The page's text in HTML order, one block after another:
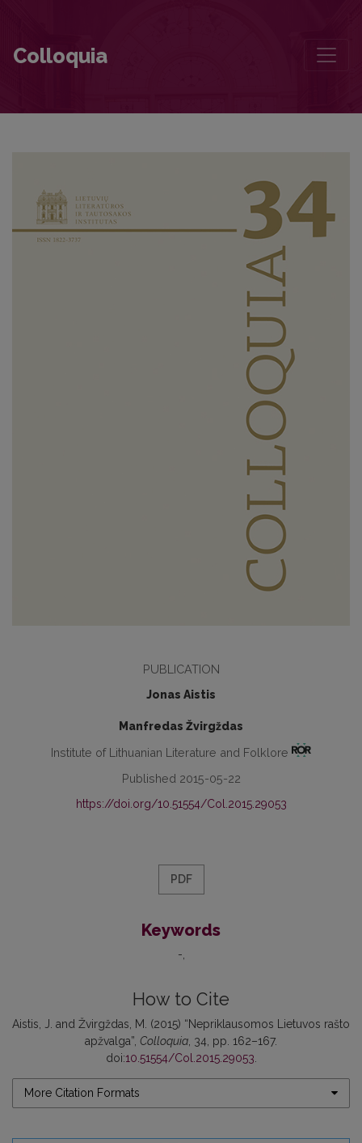
Colloquia
PUBLICATION
Jonas Aistis
Manfredas Žvirgždas
Institute of Lithuanian Literature and Folklore
Published 2015-05-22
https://doi.org/10.51554/Col.2015.29053
PDF
Keywords
-
How to Cite
Aistis, J. and Žvirgždas, M. (2015) “Nepriklausomos Lietuvos rašto
apžvalga”, Colloquia , 34, pp. 162–167.
doi:10.51554/Col.2015.29053
More Citation Formats